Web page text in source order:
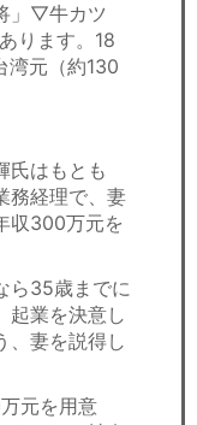
」▽牛カツ
ります。18
湾元（約130
氏はもとも
務経理で、妻
収300万元を
ら35歳までに
起業を決意し
、妻を説得し
元を用意